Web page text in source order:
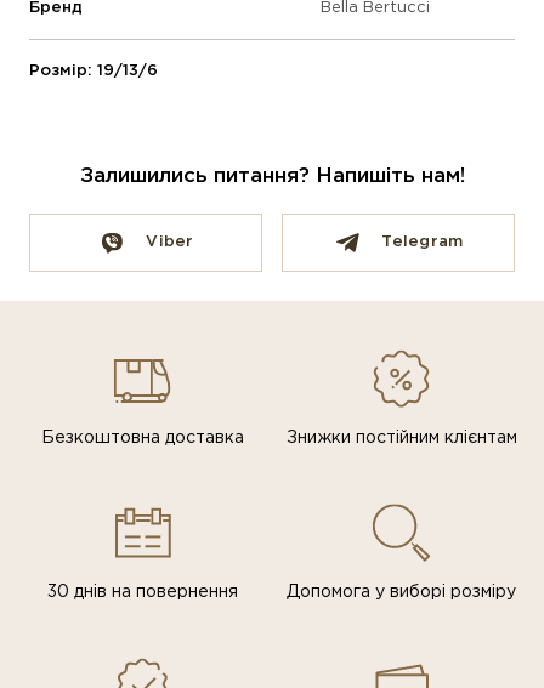
Бренд Bella Bertucci
Розмір: 19/13/6
Залишились питання? Напишіть нам!
Viber Telegram
Безкоштовна доставка Знижки постiйним клiєнтам
30 днів на повернення Допомога у виборі розміру